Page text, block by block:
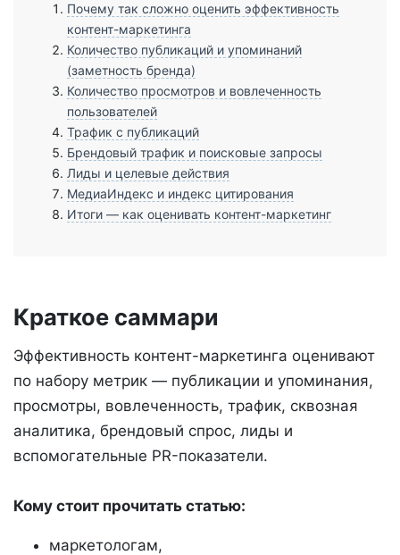
Почему так сложно оценить эффективность
контент-маркетинга
Количество публикаций и упоминаний
(заметность бренда)
Количество просмотров и вовлеченность
пользователей
Трафик с публикаций
Брендовый трафик и поисковые запросы
Лиды и целевые действия
МедиаИндекс и индекс цитирования
Итоги — как оценивать контент-маркетинг
Краткое саммари
Эффективность контент-маркетинга оценивают
по набору метрик — публикации и упоминания,
просмотры, вовлеченность, трафик, сквозная
аналитика, брендовый спрос, лиды и
вспомогательные PR-показатели.
Кому стоит прочитать статью:
маркетологам,